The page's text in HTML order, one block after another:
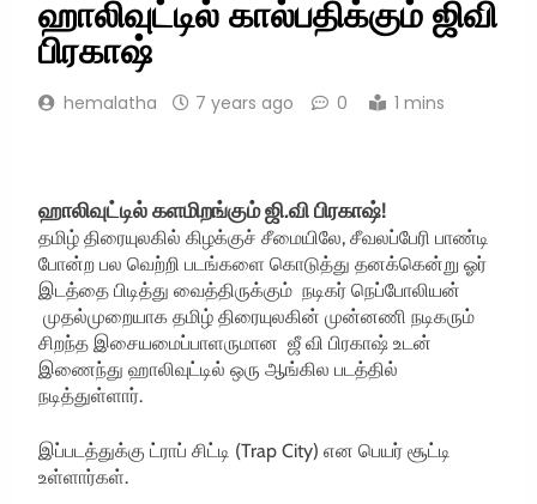
ஹாலிவுட்டில் கால்பதிக்கும் ஜிவி
பிரகாஷ்
hemalatha 7 years ago 0 1 mins
ஹாலிவுட்டில் களமிறங்கும் ஜி.வி பிரகாஷ்!
தமிழ் திரையுலகில் கிழக்குச் சீமையிலே, சீவலப்பேரி பாண்டி
போன்ற பல வெற்றி படங்களை கொடுத்து தனக்கென்று ஓர்
இடத்தை பிடித்து வைத்திருக்கும் நடிகர் நெப்போலியன்
முதல்முறையாக தமிழ் திரையுலகின் முன்னணி நடிகரும்
சிறந்த இசையமைப்பாளருமான ஜீ வி பிரகாஷ் உடன்
இணைந்து ஹாலிவுட்டில் ஒரு ஆங்கில படத்தில்
நடித்துள்ளார்.
இப்படத்துக்கு ட்ராப் சிட்டி (Trap City) என பெயர் சூட்டி
உள்ளார்கள்.